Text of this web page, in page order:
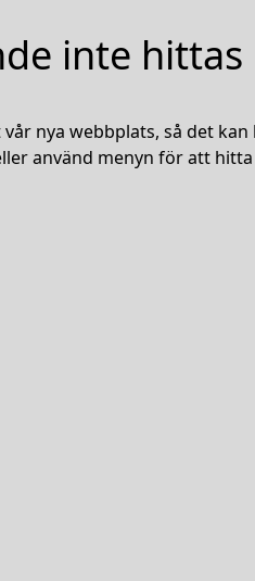
inte hittas
nya webbplats, så det
använd menyn för att